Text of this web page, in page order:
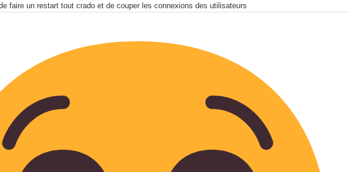
faire un restart tout crado et de couper les connexions des utilisateurs